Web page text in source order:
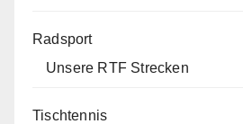
Radsport
Unsere RTF Strecken
Tischtennis